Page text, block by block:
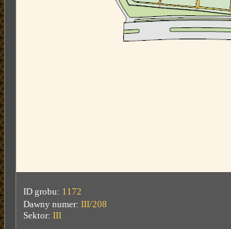
ID grobu: 1172
Dawny numer: III/208
Sektor: III